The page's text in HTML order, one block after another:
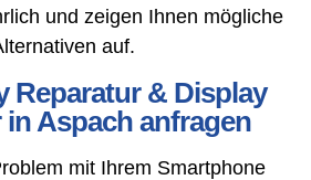
und zeigen Ihnen mögliche
auf.
Reparatur & Display
in Aspach anfragen
mit Ihrem Smartphone